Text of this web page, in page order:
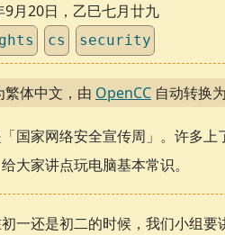
9月20日，乙巳七月廿九
cs security
繁体中文，由 OpenCC 自动转换
国家网络安全宣传周」。许多
大家讲点玩电脑基本常识。
一还是初二的时候，我们小组要